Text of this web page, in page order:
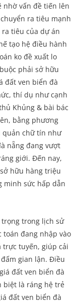
nhờ vấn đề tiến lên
ra tiêu mạnh
tiêu của dự án
tạo hệ điều hành
ko đề xuất lo
phải sở hữu
đất ven biển đà
thí dụ như cạnh
Khủng & bài bác
bằng phương
quản chữ tín như
nẵng đang vượt
giới. Đến nay,
hữu hàng triệu
minh sức hấp dẫn
trong lịch sử
toán đang nhập vào
trực tuyến, giúp cải
gian lận. Điều
đất ven biển đà
biệt là ráng hệ trẻ
đất ven biển đà